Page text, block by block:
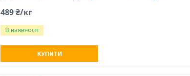
489 ₴/кг
В наявності
КУПИТИ